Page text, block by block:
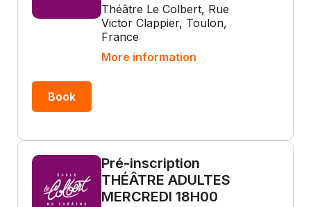
Théâtre Le Colbert, Rue
Victor Clappier, Toulon,
France
More information
Book
Pré-inscription
THÉÂTRE ADULTES
MERCREDI 18H00